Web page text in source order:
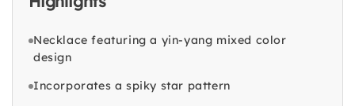
Necklace featuring a yin-yang mixed color
design
Incorporates a spiky star pattern